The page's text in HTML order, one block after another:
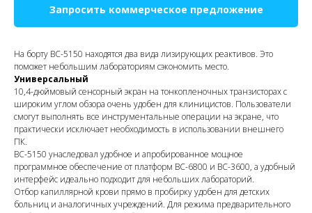
Запросить коммерческое предложение
На борту BC-5150 находятся два вида лизирующих реактивов. Это
поможет небольшим лабораториям сэкономить место.
Универсальный
10,4-дюймовый сенсорный экран на тонкопленочных транзисторах с
широким углом обзора очень удобен для клиницистов. Пользователи
смогут выполнять все инструментальные операции на экране, что
практически исключает необходимость в использовании внешнего
ПК.
BC-5150 унаследовал удобное и апробированное мощное
программное обеспечение от платформ BC-6800 и BC-3600, а удобный
интерфейс идеально подходит для небольших лабораторий.
Отбор капиллярной крови прямо в пробирку удобен для детских
больниц и аналогичных учреждений. Для режима предварительного